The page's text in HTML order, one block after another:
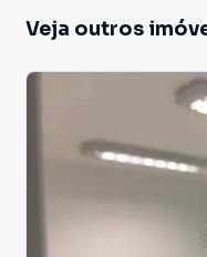
Veja outros